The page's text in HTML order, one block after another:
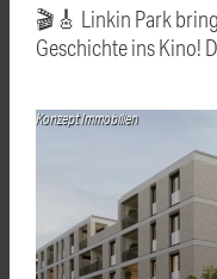
🎬🎸 Linkin Park
Geschichte ins Kino!
Konzept Immobilien